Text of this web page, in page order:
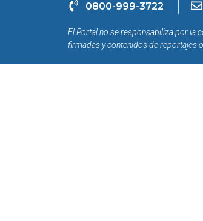
0800-999-3722
El Portal no se responsabiliza por la
firmadas y contenidos de reportajes